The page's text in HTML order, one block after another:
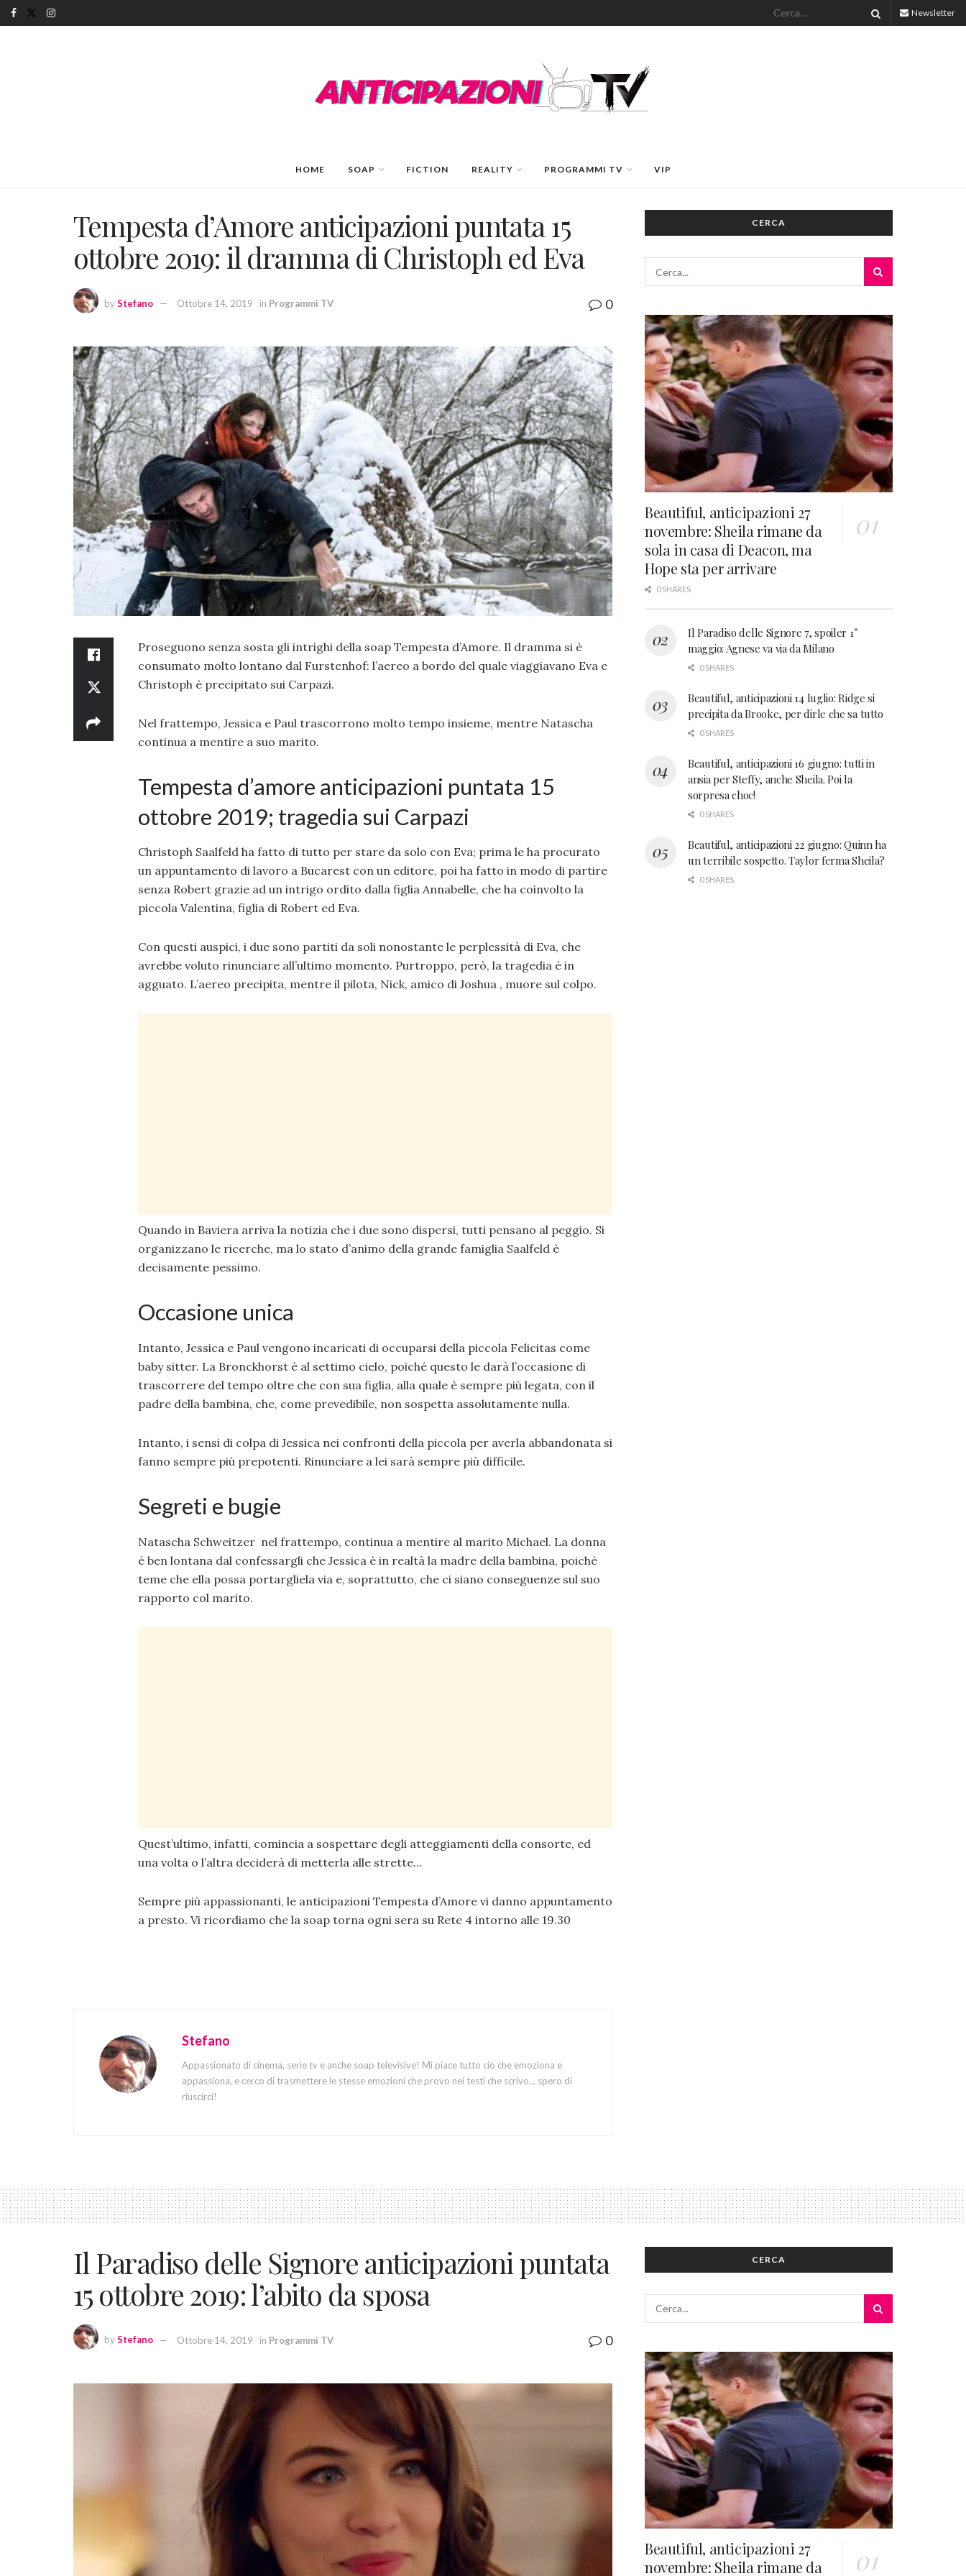
Newsletter
HOME SOAP FICTION REALITY PROGRAMMI TV VIP
Tempesta d’Amore anticipazioni puntata 15
ottobre 2019: il dramma di Christoph ed Eva
byStefano Ottobre 14, 2019 in Programmi TV 0
Proseguono senza sosta gli intrighi della soap Tempesta d’Amore. Il dramma si è
consumato molto lontano dal Furstenhof: l’aereo a bordo del quale viaggiavano Eva e
Christoph è precipitato sui Carpazi.
Nel frattempo, Jessica e Paul trascorrono molto tempo insieme, mentre Natascha
continua a mentire a suo marito.
Tempesta d’amore anticipazioni puntata 15
ottobre 2019; tragedia sui Carpazi
Christoph Saalfeld ha fatto di tutto per stare da solo con Eva; prima le ha procurato
un appuntamento di lavoro a Bucarest con un editore, poi ha fatto in modo di partire
senza Robert grazie ad un intrigo ordito dalla figlia Annabelle, che ha coinvolto la
piccola Valentina, figlia di Robert ed Eva.
Con questi auspici, i due sono partiti da soli nonostante le perplessità di Eva, che
avrebbe voluto rinunciare all’ultimo momento. Purtroppo, però, la tragedia è in
agguato. L’aereo precipita, mentre il pilota, Nick, amico di Joshua , muore sul colpo.
Quando in Baviera arriva la notizia che i due sono dispersi, tutti pensano al peggio. Si
organizzano le ricerche, ma lo stato d’animo della grande famiglia Saalfeld è
decisamente pessimo.
Occasione unica
Intanto, Jessica e Paul vengono incaricati di occuparsi della piccola Felicitas come
baby sitter. La Bronckhorst è al settimo cielo, poiché questo le darà l’occasione di
trascorrere del tempo oltre che con sua figlia, alla quale è sempre più legata, con il
padre della bambina, che, come prevedibile, non sospetta assolutamente nulla.
Intanto, i sensi di colpa di Jessica nei confronti della piccola per averla abbandonata si
fanno sempre più prepotenti. Rinunciare a lei sarà sempre più difficile.
Segreti e bugie
Natascha Schweitzer nel frattempo, continua a mentire al marito Michael. La donna
è ben lontana dal confessargli che Jessica è in realtà la madre della bambina, poiché
teme che ella possa portargliela via e, soprattutto, che ci siano conseguenze sul suo
rapporto col marito.
Quest’ultimo, infatti, comincia a sospettare degli atteggiamenti della consorte, ed
una volta o l’altra deciderà di metterla alle strette…
Sempre più appassionanti, le anticipazioni Tempesta d’Amore vi danno appuntamento
a presto. Vi ricordiamo che la soap torna ogni sera su Rete 4 intorno alle 19.30
Stefano
Appassionato di cinema, serie tv e anche soap televisive! Mi piace tutto ciò che emoziona e
appassiona, e cerco di trasmettere le stesse emozioni che provo nei testi che scrivo... spero di
riuscirci!
CERCA
Beautiful, anticipazioni 27
novembre: Sheila rimane da
sola in casa di Deacon, ma
Hope sta per arrivare
0 SHARES
Il Paradiso delle Signore 7, spoiler 1°
maggio: Agnese va via da Milano
0 SHARES
Beautiful, anticipazioni 14 luglio: Ridge si
precipita da Brooke, per dirle che sa tutto
0 SHARES
Beautiful, anticipazioni 16 giugno: tutti in
ansia per Steffy, anche Sheila. Poi la
sorpresa choc!
0 SHARES
Beautiful, anticipazioni 22 giugno: Quinn ha
un terribile sospetto. Taylor ferma Sheila?
0 SHARES
Il Paradiso delle Signore anticipazioni puntata
15 ottobre 2019: l’abito da sposa
byStefano Ottobre 14, 2019 in Programmi TV 0
CERCA
Beautiful, anticipazioni 27
novembre: Sheila rimane da